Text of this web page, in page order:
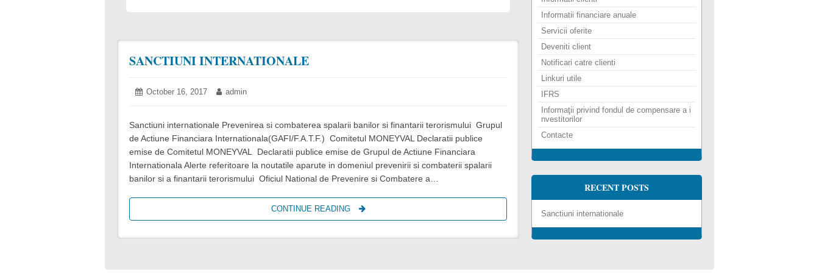
ADMIN
'S
POSTS
SANCTIUNI INTERNATIONALE
Posted
October 16, 2017 OctoberAuthor:
admin
Sanctiuni internationale Prevenirea si combaterea spalarii banilor si finantarii terorismului Grupul
de Actiune Financiara Internationala(GAFI/F.A.T.F.) Comitetul MONEYVAL Declaratii publice
emise de Comitetul MONEYVAL Declaratii publice emise de Grupul de Actiune Financiara
Internationala Alerte referitoare la noutatile aparute in domeniul prevenirii si combaterii spalarii
banilor si a finantarii terorismului Oficiul National de Prevenire si Combatere a…
CONTINUE READING
A
N
Informatii financiare anuale
Servicii oferite
Deveniti client
Notificari catre clienti
Linkuri utile
IFRS
Informaţii privind fondul de compensare a i
nvestitorilor
Contacte
RECENT POSTS
Sanctiuni internationale